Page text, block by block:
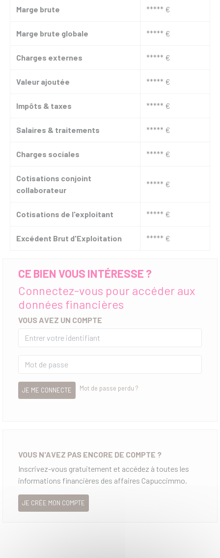
Marge brute ***** €
Marge brute globale ***** €
Charges externes ***** €
Valeur ajoutée ***** €
Impôts & taxes ***** €
Salaires & traitements ***** €
Charges sociales ***** €
Cotisations conjoint
collaborateur
***** €
Cotisations de l'exploitant ***** €
Excédent Brut d'Exploitation ***** €
CE BIEN VOUS INTÉRESSE ?
Connectez-vous pour accéder aux
données financières
VOUS AVEZ UN COMPTE
JE ME CONNECTE Mot de passe perdu ?
VOUS N'AVEZ PAS ENCORE DE COMPTE ?
Inscrivez-vous gratuitement et accédez à toutes les
informations financières des affaires Capuccimmo.
JE CRÉE MON COMPTE